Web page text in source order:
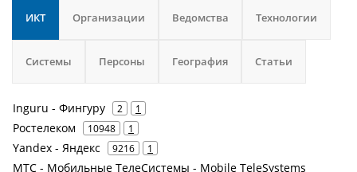
ИКТ Организации Ведомства Технологии
Системы Персоны География Статьи
Inguru - Фингуру 2 1
Ростелеком 10948 1
Yandex - Яндекс 9216 1
МТС - Мобильные ТелеСистемы - Mobile TeleSystems